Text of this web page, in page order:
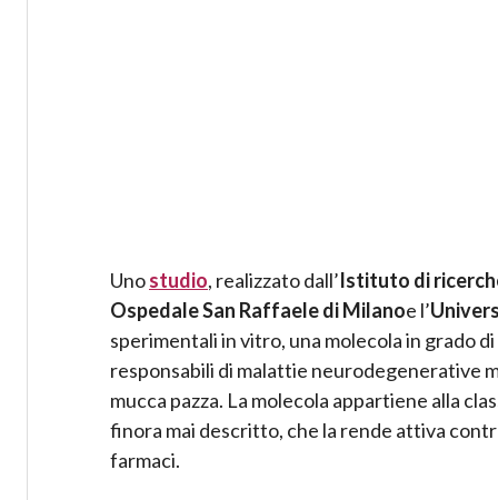
Unostudio, realizzato dall’Istituto di
Ospedale San Raffaele di Milanoe l’
sperimentali in vitro, una molecola in grado
responsabili di malattie neurodegenerative
mucca pazza. La molecola appartiene alla
finora mai descritto, che la rende attiva
farmaci.